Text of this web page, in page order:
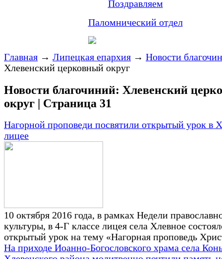
Поздравляем
Паломнический отдел
Главная → Липецкая епархия → Новости
Хлевенский церковный округ
Новости благочиний: Хлевенский
округ | Страница 31
Нагорной проповеди посвятили открытый урок в
лицее
10 октября 2016 года, в рамках Недели
культуры, в 4-Г классе лицея села Хлевное
открытый урок на тему «Нагорная проповедь
На приходе Иоанно-Богословского храма села